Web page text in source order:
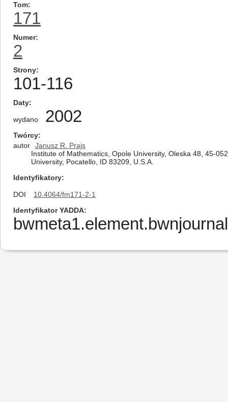
Tom
171
Numer
2
Strony
101-116
Daty
wydano 2002
Twórcy
autor
Janusz R. Prajs
Institute of Mathematics, Opole University, Oleska 48, 45-
University, Pocatello, ID 83209, U.S.A.
Identyfikatory
DOI
10.4064/fm171-2-1
Identyfikator YADDA